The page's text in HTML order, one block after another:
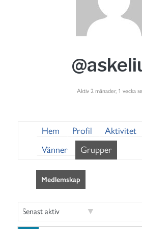
Aktiv 2 månader, 1 vecka
Hem Profil Aktivitet
Vänner
Grupper
Medlemskap